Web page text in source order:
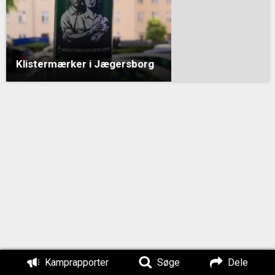
Kamprapporter Søge Dele
Klistermærker i Jægersborg